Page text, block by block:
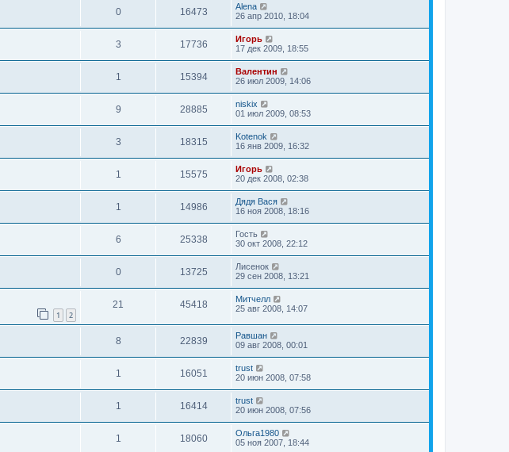
0 16473
Alena
26 апр 2010, 18:04
3 17736
Игорь
17 дек 2009, 18:55
1 15394
Валентин
26 июл 2009, 14:06
9 28885
niskix
01 июл 2009, 08:53
3 18315
Kotenok
16 янв 2009, 16:32
1 15575
Игорь
20 дек 2008, 02:38
1 14986
Дядя Вася
16 ноя 2008, 18:16
6 25338
Гость
30 окт 2008, 22:12
0 13725
Лисенок
29 сен 2008, 13:21
1 2
21 45418
Митчелл
25 авг 2008, 14:07
8 22839
Равшан
09 авг 2008, 00:01
1 16051
trust
20 июн 2008, 07:58
1 16414
trust
20 июн 2008, 07:56
1 18060
Ольга1980
05 ноя 2007, 18:44